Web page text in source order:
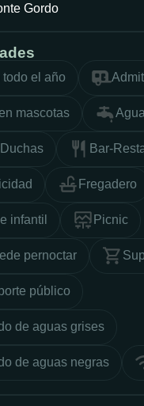
Gordo
todo el año
mascotas Agua
Bar-
Fregadero
infantil Picnic
pernoctar
público
de aguas grises
de aguas negras